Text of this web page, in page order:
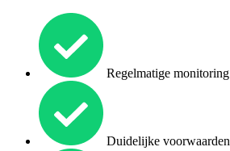
Regelmatige monitoring
Duidelijke voorwaarden